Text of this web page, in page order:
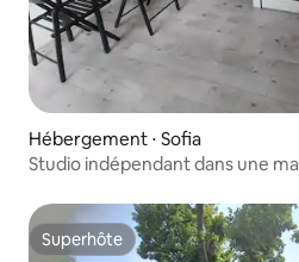
Hébergement ⋅ Sofia
Studio indépendant dans une
Superhôte
Superhôte